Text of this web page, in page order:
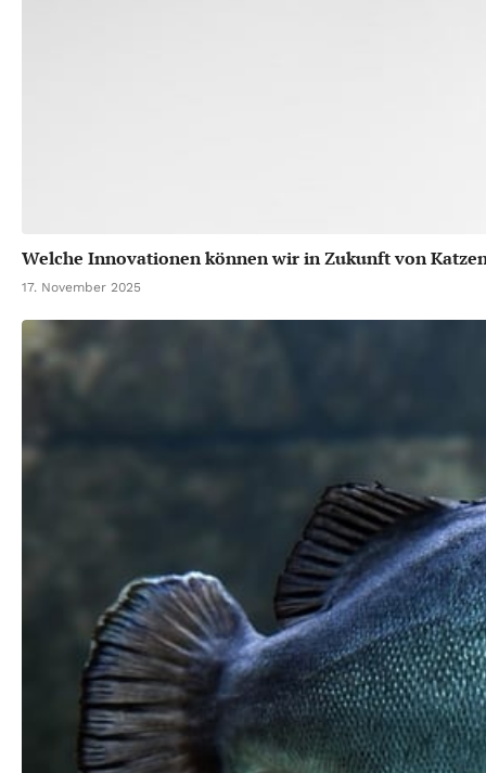
Welche Innovationen können wir in Zukunft von
17. November 2025